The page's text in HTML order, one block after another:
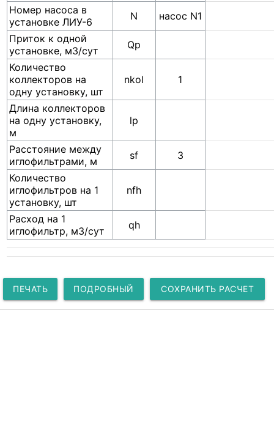
Номер насоса в
установке ЛИУ-6
N
насос N1
Приток к одной
установке, м3/сут
Qp
Количество
коллекторов на
одну установку, шт
nkol 1
Длина коллекторов
на одну установку,
м
lp
Расстояние между
иглофильтрами, м
sf
3
Количество
иглофильтров на 1
установку, шт
nfh
Расход на 1
иглофильтр, м3/сут
qh
ПЕЧАТЬ ПОДРОБНЫЙ
РАСЧЕТ
СОХРАНИТЬ РАСЧЕТ
КАК ССЫЛКУ